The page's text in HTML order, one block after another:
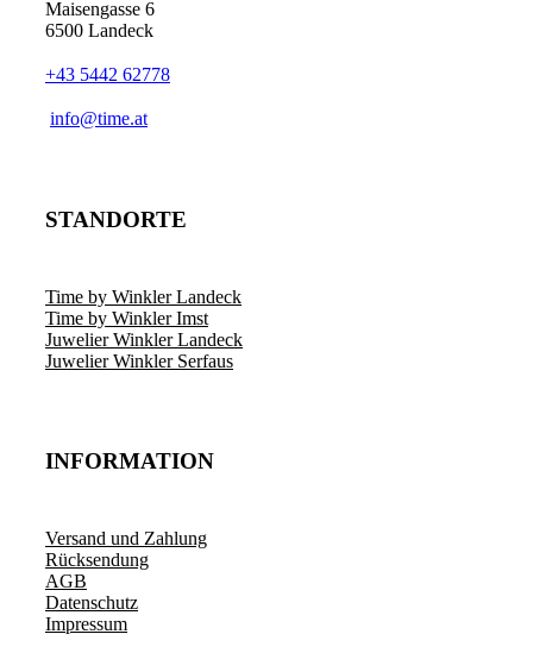
Maisengasse 6
6500 Landeck
+43 5442 62778
­info@time.at
STANDORTE
Time by Winkler Landeck
Time by Winkler Imst
Juwelier Winkler Landeck
Juwelier Winkler Serfaus
INFORMATION
Versand und Zahlung
Rücksendung
AGB
Datenschutz
Impressum